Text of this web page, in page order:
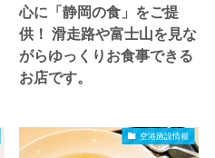
心に「静岡の食」をご提
供！ 滑走路や富士山を見な
がらゆっくりお食事できる
お店です。
空港施設情報